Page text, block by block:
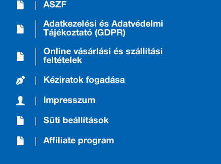
ÁSZF
Adatkezelési és Adatvédelmi
Tájékoztató (GDPR)
Online vásárlási és szállítási
feltételek
Kéziratok fogadása
Impresszum
Süti beállítások
Affiliate program